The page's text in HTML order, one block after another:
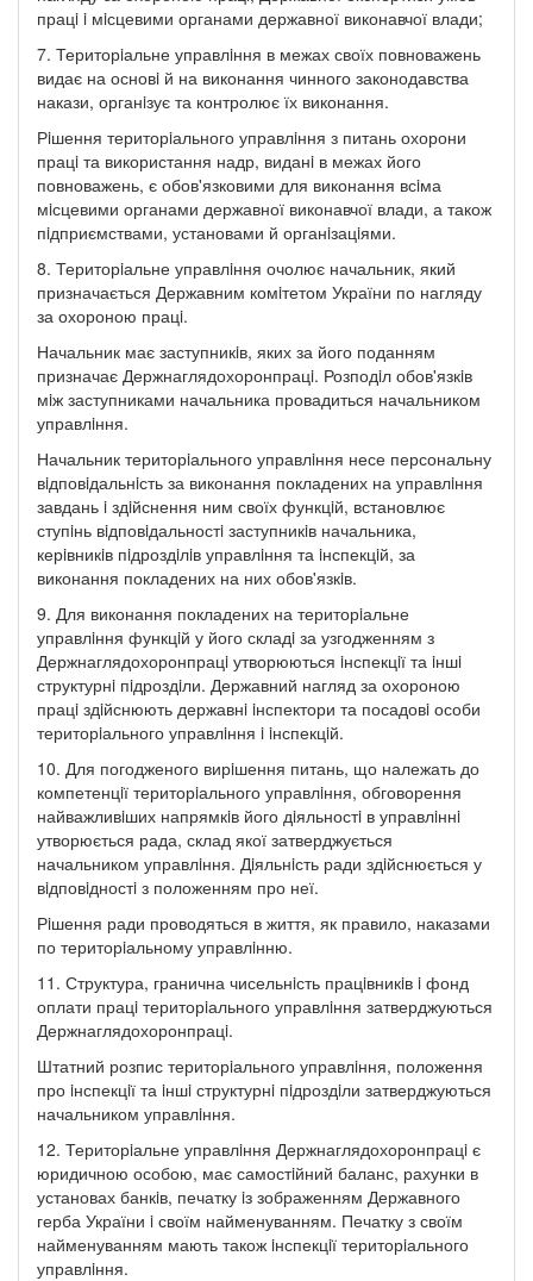
працi i мiсцевими органами державної виконавчої влади;
7. Територiальне управлiння в межах своїх повноважень
видає на основi й на виконання чинного законодавства
накази, органiзує та контролює їх виконання.
Рiшення територiального управлiння з питань охорони
працi та використання надр, виданi в межах його
повноважень, є обов'язковими для виконання всiма
мiсцевими органами державної виконавчої влади, а також
пiдприємствами, установами й органiзацiями.
8. Територiальне управлiння очолює начальник, який
призначається Державним комiтетом України по нагляду
за охороною працi.
Начальник має заступникiв, яких за його поданням
призначає Держнаглядохоронпрацi. Розподiл обов'язкiв
мiж заступниками начальника провадиться начальником
управлiння.
Начальник територiального управлiння несе персональну
вiдповiдальнiсть за виконання покладених на управлiння
завдань i здiйснення ним своїх функцiй, встановлює
ступiнь вiдповiдальностi заступникiв начальника,
керiвникiв пiдроздiлiв управлiння та iнспекцiй, за
виконання покладених на них обов'язкiв.
9. Для виконання покладених на територiальне
управлiння функцiй у його складi за узгодженням з
Держнаглядохоронпрацi утворюються iнспекцiї та iншi
структурнi пiдроздiли. Державний нагляд за охороною
працi здiйснюють державнi iнспектори та посадовi особи
територiального управлiння i iнспекцiй.
10. Для погодженого вирiшення питань, що належать до
компетенцiї територiального управлiння, обговорення
найважливiших напрямкiв його дiяльностi в управлiннi
утворюється рада, склад якої затверджується
начальником управлiння. Дiяльнiсть ради здiйснюється у
вiдповiдностi з положенням про неї.
Рiшення ради проводяться в життя, як правило, наказами
по територiальному управлiнню.
11. Структура, гранична чисельнiсть працiвникiв i фонд
оплати працi територiального управлiння затверджуються
Держнаглядохоронпрацi.
Штатний розпис територiального управлiння, положення
про iнспекцiї та iншi структурнi пiдроздiли затверджуються
начальником управлiння.
12. Територiальне управлiння Держнаглядохоронпрацi є
юридичною особою, має самостiйний баланс, рахунки в
установах банкiв, печатку iз зображенням Державного
герба України i своїм найменуванням. Печатку з своїм
найменуванням мають також iнспекцiї територiального
управлiння.